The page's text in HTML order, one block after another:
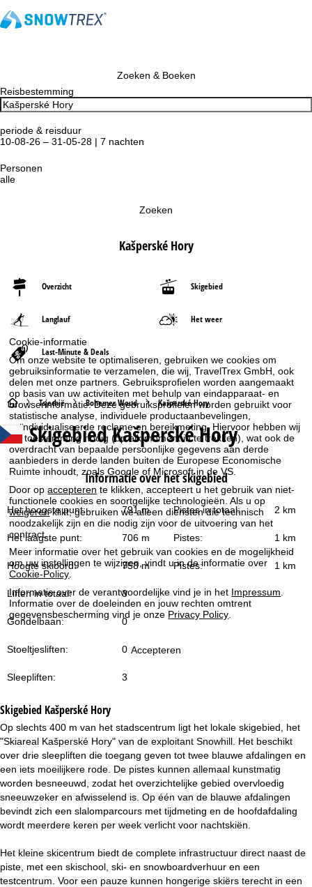
Cookie-informatie
Om onze website te optimaliseren, gebruiken we cookies om
gebruiksinformatie te verzamelen, die wij, TravelTrex GmbH, ook
delen met onze partners. Gebruiksprofielen worden aangemaakt
op basis van uw activiteiten met behulp van eindapparaat- en
browserinformatie. Deze gebruiksprofielen worden gebruikt voor
statistische analyse, individuele productaanbevelingen,
geïndividualiseerde reclame en bereikmeting. Hiervoor hebben wij
uw toestemming nodig (op elk moment in te trekken), wat ook de
overdracht van bepaalde persoonlijke gegevens aan derde
aanbieders in derde landen buiten de Europese Economische
Ruimte inhoudt, zoals Google of Microsoft in de VS.
Door opaccepteren te klikken, accepteert u het gebruik van niet-
functionele cookies en soortgelijke technologieën. Als u op
weigerenklikt, gebruiken we alleen diensten die technisch
noodzakelijk zijn en die nodig zijn voor de uitvoering van het
contract.
Meer informatie over het gebruik van cookies en de mogelijkheid
om uw instellingen te wijzigen, vindt u in de informatie over
Cookie-Policy
Informatie over de verantwoordelijke vind je in het Impressum
Informatie over de doeleinden en jouw rechten omtrent
gegevensbescherming vind je onze Privacy Policy
Accepteren
Zoeken & Boeken
Reisbestemming
periode & reisduur
10-08-26 – 31-05-28 | 7 nachten
Personen
alle
Zoeken
Kašperské Hory
Overzicht Skigebied
Langlauf Het weer
Last-Minute & Deals
S
t
a
r
t
p
a
g
Tsjechië Bohemer Woud Kašperské Hory
SkigebiedKašperské Hory
Informatie over het skigebied
Het hoogste punt: 791 m Pistes in totaal: 2 km
Het laagste punt: 706 m Pistes: 1 km
Hoogte skioord: 758 m Pistes: 1 km
Liften in totaal: 3
Gondelbaan: 0
Stoeltjesliften: 0
Sleepliften: 3
Skigebied Kašperské Hory
Op slechts 400 m van het stadscentrum ligt het lokale skigebied, het
"Skiareal Kašperské Hory" van de exploitant Snowhill. Het beschikt
over drie sleepliften die toegang geven tot twee blauwe afdalingen en
een iets moeilijkere rode. De pistes kunnen allemaal kunstmatig
worden besneeuwd, zodat het overzichtelijke gebied overvloedig
sneeuwzeker en afwisselend is. Op één van de blauwe afdalingen
bevindt zich een slalomparcours met tijdmeting en de hoofdafdaling
wordt meerdere keren per week verlicht voor nachtskiën.
Het kleine skicentrum biedt de complete infrastructuur direct naast de
piste, met een skischool, ski- en snowboardverhuur en een
testcentrum. Voor een pauze kunnen hongerige skiërs terecht in een